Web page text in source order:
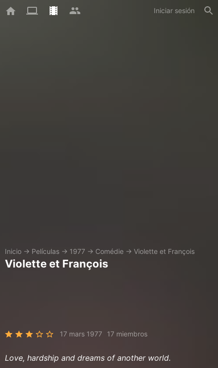
Iniciar sesión
Inicio → Películas → 1977 → Comédie → Violette et François
Violette et François
17 mars 1977 17 miembros
Love, hardship and dreams of another world.